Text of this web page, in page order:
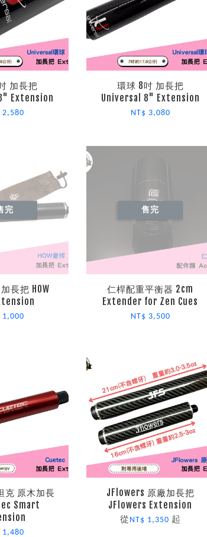
加長把
Extension
2,580
環球 8吋 加長把
Universal 8" Extension
NT$ 3,080
完
長把 HOW
1,000
售完
仁桿配重平衡器 2cm
Extender for Zen Cues
NT$ 3,500
克 原木加長
Smart
1,480
JFlowers 原廠加長把
JFlowers Extension
從 NT$ 1,350 起